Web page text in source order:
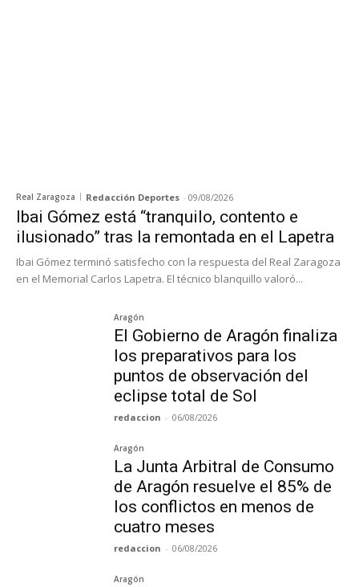
Real Zaragoza Redacción Deportes - 09/08/2026
Ibai Gómez está “tranquilo, contento e
ilusionado” tras la remontada en el Lapetra
Ibai Gómez terminó satisfecho con la respuesta del Real Zaragoza
en el Memorial Carlos Lapetra. El técnico blanquillo valoró...
Aragón
El Gobierno de Aragón finaliza
los preparativos para los
puntos de observación del
eclipse total de Sol
redaccion - 06/08/2026
Aragón
La Junta Arbitral de Consumo
de Aragón resuelve el 85% de
los conflictos en menos de
cuatro meses
redaccion - 06/08/2026
Aragón